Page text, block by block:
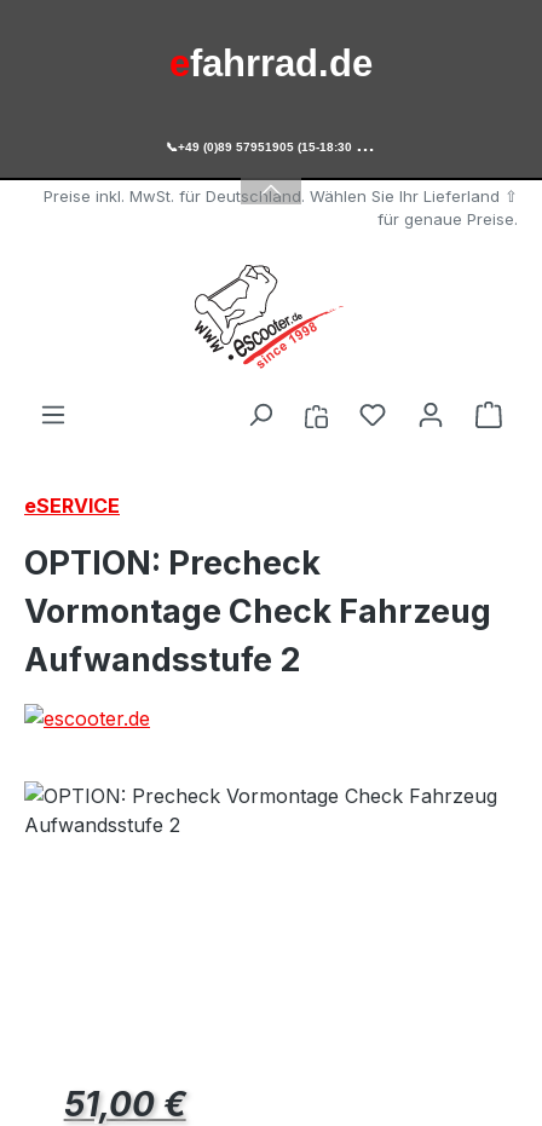
escooter.de
efahrrad.de

+49 (0)89 57951905 (15-18:30 Uhr)
Preise inkl. MwSt. für Deutschland. Wählen Sie Ihr Lieferland ⇧
für genaue Preise.
Du hast 0
eSERVICE
OPTION: Precheck
Vormontage Check Fahrzeug
Aufwandsstufe 2
Regulärer Preis:
51,00 €